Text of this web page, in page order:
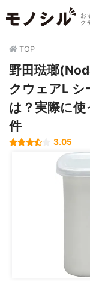
お
ク
TOP
野田琺瑯
クウェアL シ
は？実際に
件
3.05